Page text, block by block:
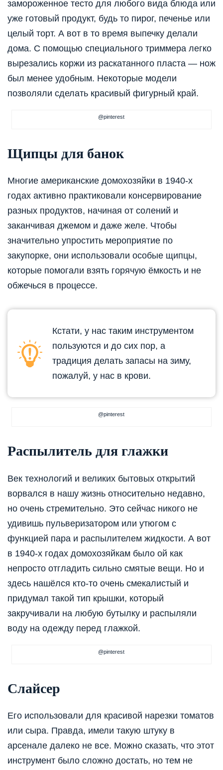
замороженное тесто для любого вида блюда или
уже готовый продукт, будь то пирог, печенье или
целый торт. А вот в то время выпечку делали
дома. С помощью специального триммера легко
вырезались коржи из раскатанного пласта — нож
был менее удобным. Некоторые модели
позволяли сделать красивый фигурный край.
@pinterest
Щипцы для банок
Многие американские домохозяйки в 1940-х
годах активно практиковали консервирование
разных продуктов, начиная от солений и
заканчивая джемом и даже желе. Чтобы
значительно упростить мероприятие по
закупорке, они использовали особые щипцы,
которые помогали взять горячую ёмкость и не
обжечься в процессе.
Кстати, у нас таким инструментом
пользуются и до сих пор, а
традиция делать запасы на зиму,
пожалуй, у нас в крови.
@pinterest
Распылитель для глажки
Век технологий и великих бытовых открытий
ворвался в нашу жизнь относительно недавно,
но очень стремительно. Это сейчас никого не
удивишь пульверизатором или утюгом с
функцией пара и распылителем жидкости. А вот
в 1940-х годах домохозяйкам было ой как
непросто отгладить сильно смятые вещи. Но и
здесь нашёлся кто-то очень смекалистый и
придумал такой тип крышки, который
закручивали на любую бутылку и распыляли
воду на одежду перед глажкой.
@pinterest
Слайсер
Его использовали для красивой нарезки томатов
или сыра. Правда, имели такую штуку в
арсенале далеко не все. Можно сказать, что этот
инструмент было сложно достать, но тем не